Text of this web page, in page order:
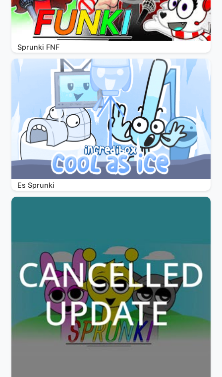
Sprunki FNF
Es Sprunki